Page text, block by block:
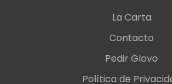
La Carta
Contacto
Pedir Glovo
Política de